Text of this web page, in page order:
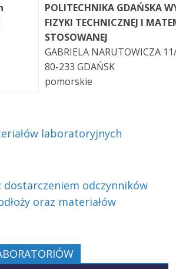
POLITECHNIKA GDAŃSKA
FIZYKI TECHNICZNEJ I
STOSOWANEJ
GABRIELA NARUTOWICZA
80-233 GDAŃSK
pomorskie
laboratoryjnych
dostarczeniem odczynników
oraz materiałów